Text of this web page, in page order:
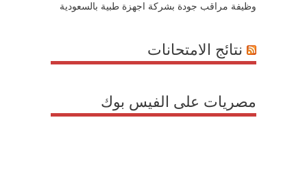
وظيفة مراقب جودة بشركة اجهزة طبية بالسعودية
نتائج الامتحانات
مصريات على الفيس بوك